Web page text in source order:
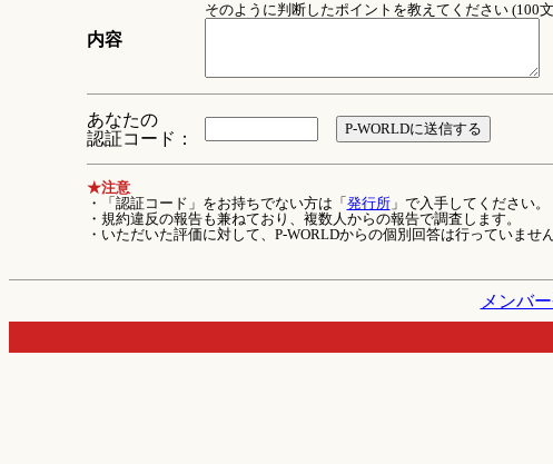
内容
そのように判断したポイントを教えてください (100
あなたの
認証コード：
★注意
・「認証コード」をお持ちでない方は「 発行所」で入手してください。
・規約違反の報告も兼ねており、複数人からの報告で調査します。
・いただいた評価に対して、P-WORLDからの個別回答は行っていません
メンバ